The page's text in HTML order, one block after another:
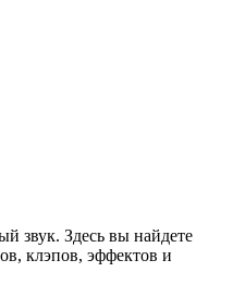
звук. Здесь вы найдете
клэпов, эффектов и